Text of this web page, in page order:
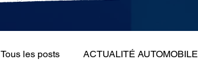
Tous les posts ACTUALITÉ AUTOMOBILE